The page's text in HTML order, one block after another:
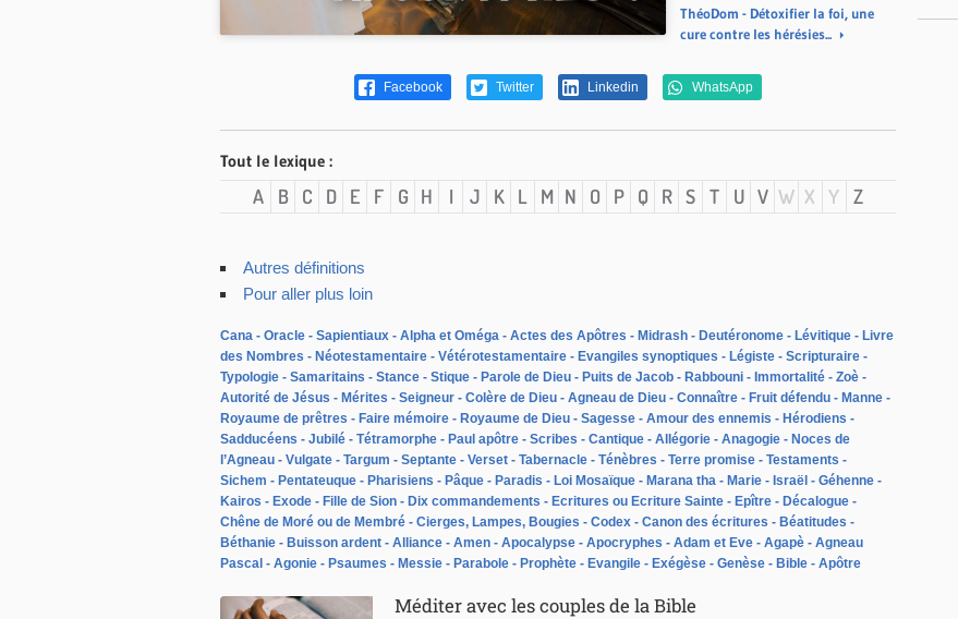
ThéoDom - Détoxifier la foi, une
cure contre les hérésies...
Facebook Twitter Linkedin WhatsApp
Tout le lexique :
A B C D E F G H I J K L M N O P Q R S T U V W X Y Z
Autres définitions
Pour aller plus loin
Cana Oracle Sapientiaux Alpha et Oméga Actes des Apôtres Midrash Deutéronome Lévitique
Livre
des Nombres
Néotestamentaire Vétérotestamentaire Evangiles synoptiques Légiste
Scripturaire
Typologie
Samaritains Stance Stique Parole de Dieu Puits de Jacob Rabbouni Immortalité
Zoè
Autorité de Jésus
Mérites Seigneur Colère de Dieu Agneau de Dieu Connaître Fruit défendu
Manne
Royaume de prêtres
Faire mémoire Royaume de Dieu Sagesse Amour des ennemis
Hérodiens
Sadducéens
Jubilé Tétramorphe Paul apôtre Scribes Cantique Allégorie Anagogie
Noces de
l’Agneau
Vulgate Targum Septante Verset Tabernacle Ténèbres Terre promise
Testaments
Sichem
Pentateuque Pharisiens Pâque Paradis Loi Mosaïque Marana tha Marie Israël
Géhenne
Kairos
Exode Fille de Sion Dix commandements Ecritures ou Ecriture Sainte Epître
Décalogue
Chêne de Moré ou de Membré
Cierges, Lampes, Bougies Codex Canon des écritures
Béatitudes
Béthanie
Buisson ardent Alliance Amen Apocalypse Apocryphes Adam et Eve Agapè
Agneau
Pascal
Agonie Psaumes Messie Parabole Prophète Evangile Exégèse Genèse Bible Apôtre
Méditer avec les couples de la Bible